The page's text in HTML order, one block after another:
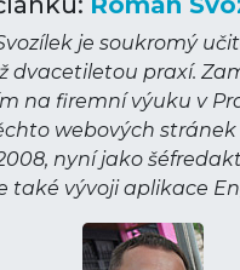
je soukromý
dvacetiletou praxí.
na firemní výuku v
webových
nyní jako
také vývoji aplikace